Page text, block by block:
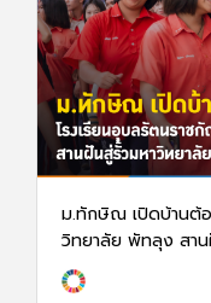
ม.ทักษิณ เปิดบ้านต้
วิทยาลัย พัทลุง สาน